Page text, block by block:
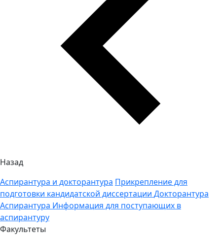
Назад
Аспирантура и докторантура Прикрепление для
подготовки кандидатской диссертации Докторантура
Аспирантура Информация для поступающих в
аспирантуру
Факультеты